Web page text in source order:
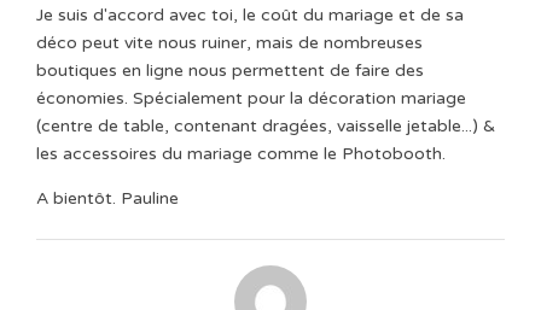
Je suis d'accord avec toi, le coût du mariage et de sa
déco peut vite nous ruiner, mais de nombreuses
boutiques en ligne nous permettent de faire des
économies. Spécialement pour la décoration mariage
(centre de table, contenant dragées, vaisselle jetable...) &
les accessoires du mariage comme le Photobooth.
A bientôt. Pauline